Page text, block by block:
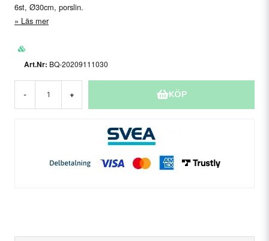
6st, Ø30cm, porslin.
Läs mer
BQ-20209111030
- + KÖP